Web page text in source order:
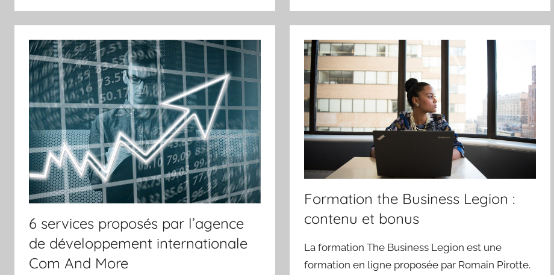
6 services proposés par l’agence
de développement internationale
Com And More
Formation the Business Legion :
contenu et bonus
La formation The Business Legion est une
formation en ligne proposée par Romain Pirotte.